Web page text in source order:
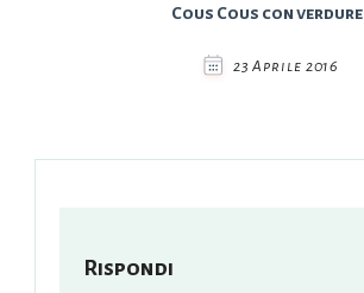
Cous Cous con verdure
23 Aprile 2016
Rispondi